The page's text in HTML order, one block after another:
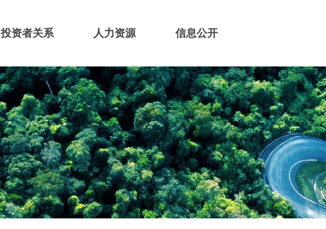
投资者关系 人力资源 信息公开